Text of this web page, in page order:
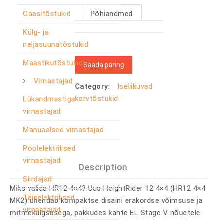
Gaasitõstukid
Külg- ja
neljasuunatõstukid
Maastikutõstukid
Virnastajad
Lükandmastiga
virnastajad
Manuaalsed virnastajad
Poolelektrilised
virnastajad
Siirdajad
Täiselektrilised
virnastajad
Põhiandmed
Saada päring
Category:
Iseliikuvad
korvtõstukid
Description
Miks valida HR12 4×4? Uus HeightRider 12 4×4 (HR12 4×4
MK2) ühendab kompaktse disaini erakordse võimsuse ja
mitmekülgsusega, pakkudes kahte EL Stage V nõuetele